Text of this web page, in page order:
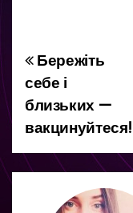
Н
а
в
і
Бережіть
себе і
близьких —
вакцинуйтеся!